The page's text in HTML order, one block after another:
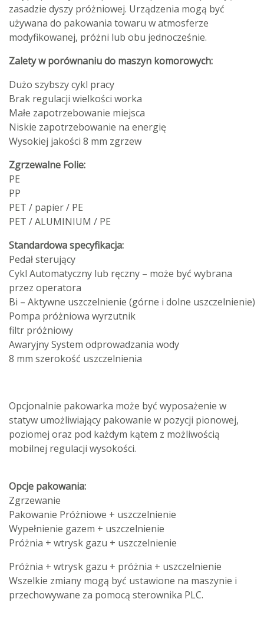
zasadzie dyszy próżniowej. Urządzenia mogą być
używana do pakowania towaru w atmosferze
modyfikowanej, próżni lub obu jednocześnie.
Zalety w porównaniu do maszyn komorowych:
Dużo szybszy cykl pracy
Brak regulacji wielkości worka
Małe zapotrzebowanie miejsca
Niskie zapotrzebowanie na energię
Wysokiej jakości 8 mm zgrzew
Zgrzewalne Folie:
PE
PP
PET / papier / PE
PET / ALUMINIUM / PE
Standardowa specyfikacja:
Pedał sterujący
Cykl Automatyczny lub ręczny – może być wybrana
przez operatora
Bi – Aktywne uszczelnienie (górne i dolne uszczelnienie)
Pompa próżniowa wyrzutnik
filtr próżniowy
Awaryjny System odprowadzania wody
8 mm szerokość uszczelnienia
Opcjonalnie pakowarka może być wyposażenie w
statyw umożliwiający pakowanie w pozycji pionowej,
poziomej oraz pod każdym kątem z możliwością
mobilnej regulacji wysokości.
Opcje pakowania:
Zgrzewanie
Pakowanie Próżniowe + uszczelnienie
Wypełnienie gazem + uszczelnienie
Próżnia + wtrysk gazu + uszczelnienie
Próżnia + wtrysk gazu + próżnia + uszczelnienie
Wszelkie zmiany mogą być ustawione na maszynie i
przechowywane za pomocą sterownika PLC.